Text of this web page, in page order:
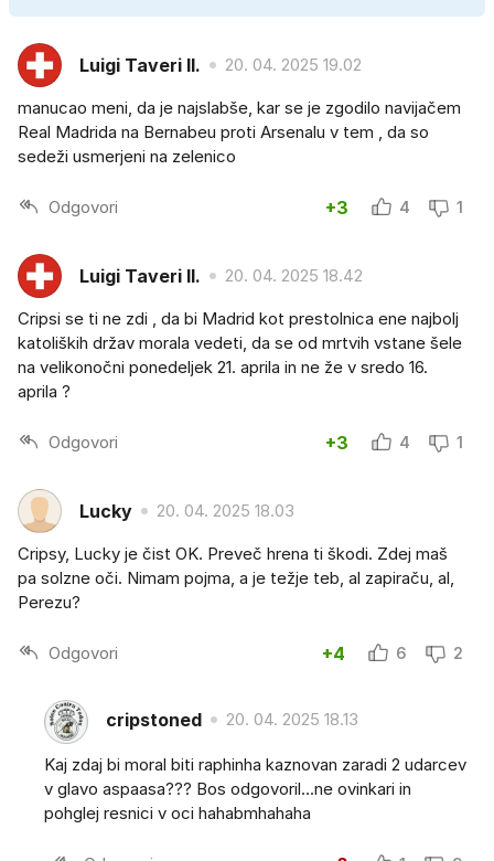
Luigi Taveri II. 20. 04. 2025 19.02
manucao meni, da je najslabše, kar se je zgodilo navijačem
Real Madrida na Bernabeu proti Arsenalu v tem , da so
sedeži usmerjeni na zelenico
Odgovori +3 4 1
Luigi Taveri II. 20. 04. 2025 18.42
Cripsi se ti ne zdi , da bi Madrid kot prestolnica ene najbolj
katoliških držav morala vedeti, da se od mrtvih vstane šele
na velikonočni ponedeljek 21. aprila in ne že v sredo 16.
aprila ?
Odgovori +3 4 1
Lucky 20. 04. 2025 18.03
Cripsy, Lucky je čist OK. Preveč hrena ti škodi. Zdej maš
pa solzne oči. Nimam pojma, a je težje teb, al zapiraču, al,
Perezu?
Odgovori +4 6 2
cripstoned 20. 04. 2025 18.13
Kaj zdaj bi moral biti raphinha kaznovan zaradi 2 udarcev
v glavo aspaasa??? Bos odgovoril...ne ovinkari in
pohglej resnici v oci hahabmhahaha